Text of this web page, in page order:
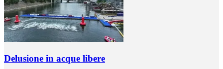
Delusione in acque libere